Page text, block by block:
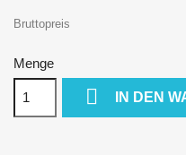
Bruttopreis
Menge
 IN DEN